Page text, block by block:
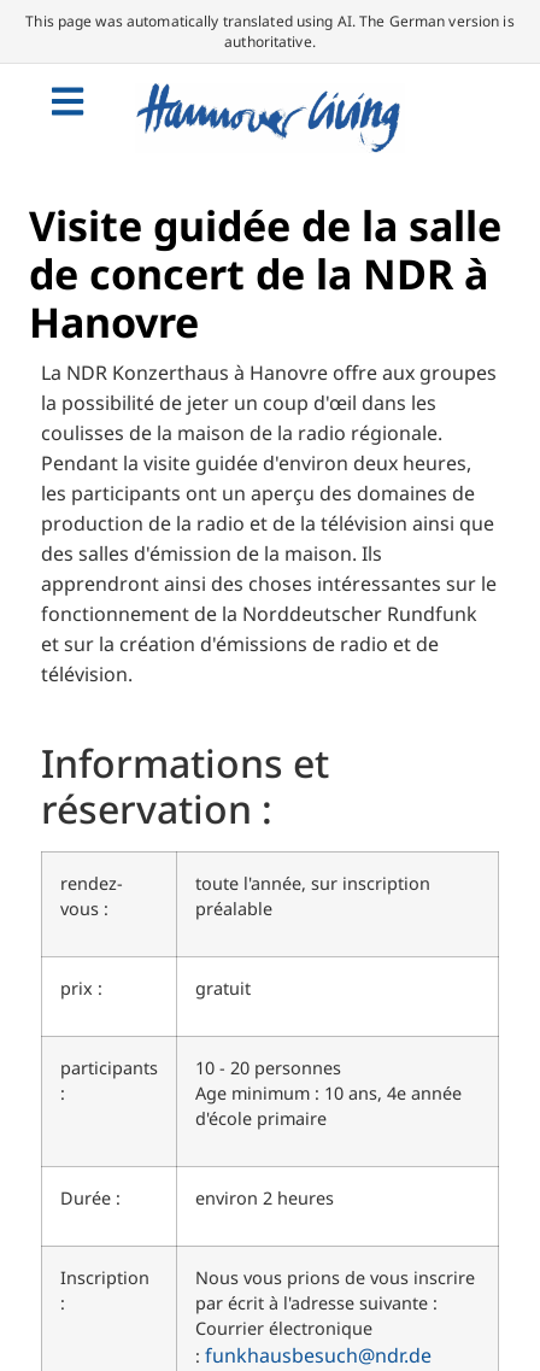
This page was automatically translated using AI. The German version is
authoritative.
Visite guidée de la salle
de concert de la NDR à
Hanovre
La NDR Konzerthaus à Hanovre offre aux groupes
la possibilité de jeter un coup d'œil dans les
coulisses de la maison de la radio régionale.
Pendant la visite guidée d'environ deux heures,
les participants ont un aperçu des domaines de
production de la radio et de la télévision ainsi que
des salles d'émission de la maison. Ils
apprendront ainsi des choses intéressantes sur le
fonctionnement de la Norddeutscher Rundfunk
et sur la création d'émissions de radio et de
télévision.
Informations et
réservation :
rendez-
vous :
toute l'année, sur inscription
préalable
prix : gratuit
participants
:
10 - 20 personnes
Age minimum : 10 ans, 4e année
d'école primaire
Durée : environ 2 heures
Inscription
:
Nous vous prions de vous inscrire
par écrit à l'adresse suivante :
Courrier électronique
: funkhausbesuch@ndr.de